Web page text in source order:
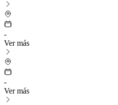
-
Ver más
-
Ver más